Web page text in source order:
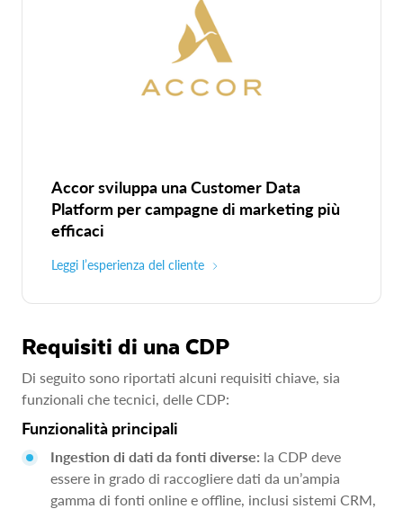
Accor sviluppa una Customer Data
Platform per campagne di marketing più
efficaci
Leggi l’esperienza del cliente
Requisiti di una CDP
Di seguito sono riportati alcuni requisiti chiave, sia
funzionali che tecnici, delle CDP:
Funzionalità principali
Ingestion di dati da fonti diverse: la CDP deve
essere in grado di raccogliere dati da un’ampia
gamma di fonti online e offline, inclusi sistemi CRM,